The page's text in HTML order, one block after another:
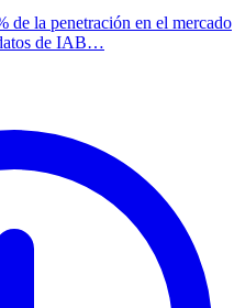
de la penetración en el mercado
de IAB…